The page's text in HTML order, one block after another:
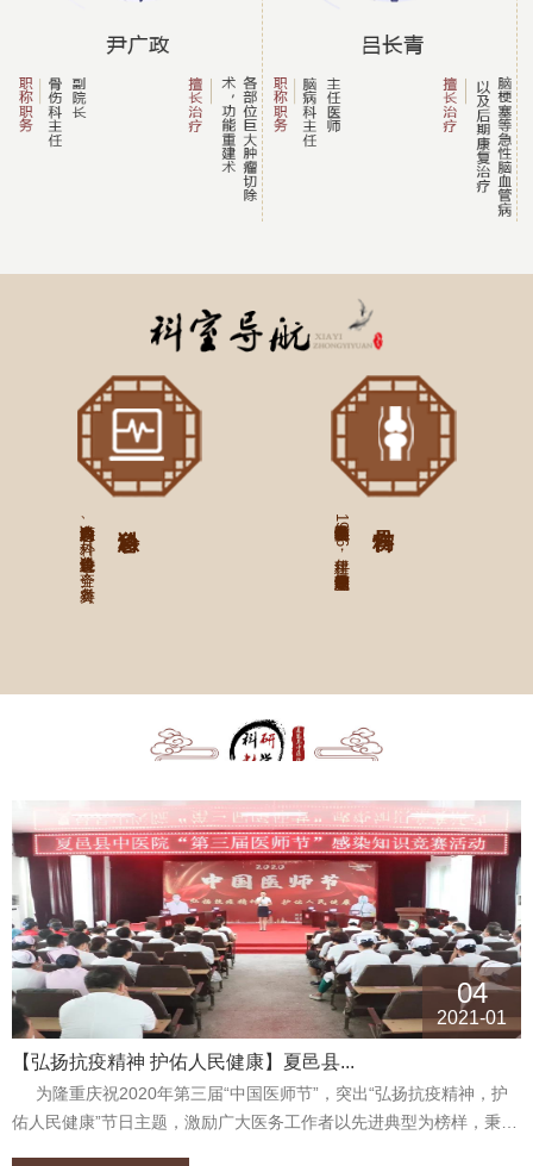
急诊科内设有急诊内科、外科，急诊科设备先进、齐全，对各类... 夏邑县中医院骨伤科1986年建科，豫东最早有独立建制的专...
04
2021-01
【弘扬抗疫精神 护佑人民健康】夏邑县...
为隆重庆祝2020年第三届“中国医师节”，突出“弘扬抗疫精神，护
佑人民健康”节日主题，激励广大医务工作者以先进典型为榜样，秉承